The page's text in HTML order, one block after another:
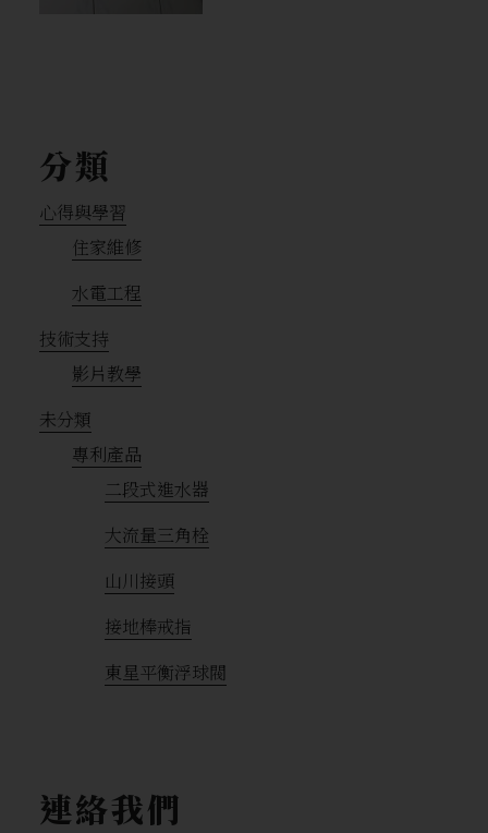
分類
心得與學習
住家維修
水電工程
技術支持
影片教學
未分類
專利產品
二段式進水器
大流量三角栓
山川接頭
接地棒戒指
東星平衡浮球閥
連絡我們